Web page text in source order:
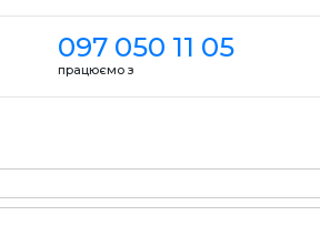
097 050 11 05
працюємо з